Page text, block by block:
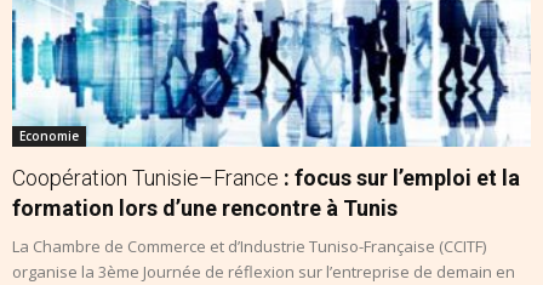
Economie
Coopération Tunisie–France : focus sur l’emploi et la
formation lors d’une rencontre à Tunis
La Chambre de Commerce et d’Industrie Tuniso-Française (CCITF)
organise la 3ème Journée de réflexion sur l’entreprise de demain en